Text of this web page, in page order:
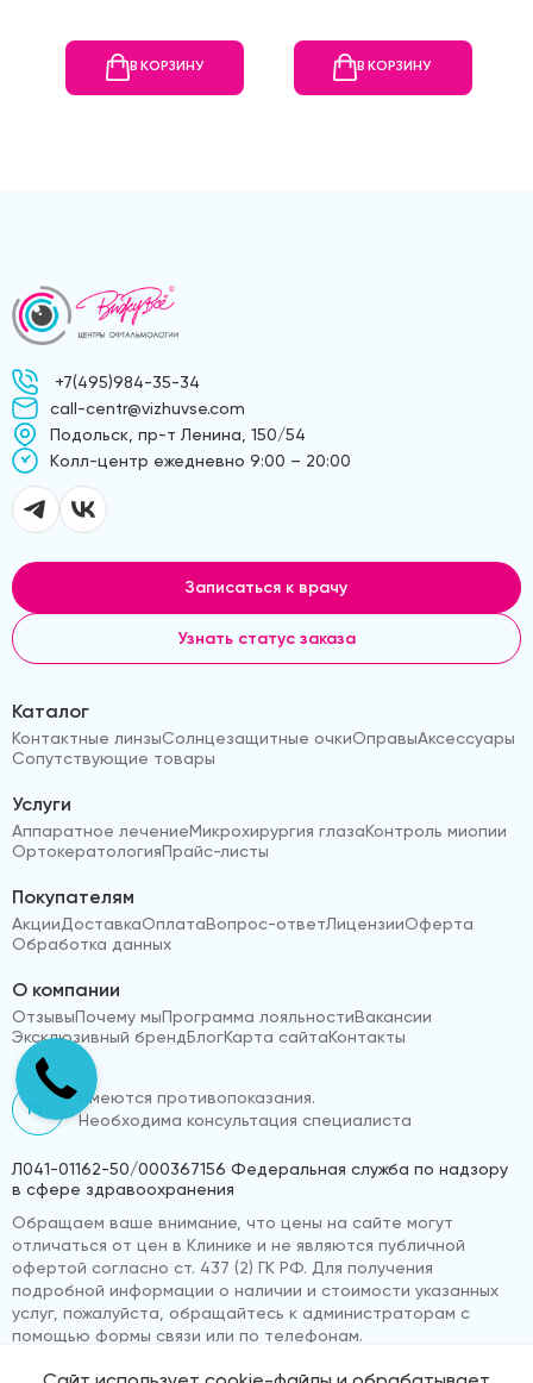
В КОРЗИНУ В КОРЗИНУ
+7(495)984-35-34
call-centr@vizhuvse.com
Подольск, пр-т Ленина, 150/54
Kолл-центр ежедневно 9:00 – 20:00
Записаться к врачу
Узнать статус заказа
Каталог
Контактные линзыСолнцезащитные очкиОправыАксессуары
Сопутствующие товары
Услуги
Аппаратное лечениеМикрохирургия глазаКонтроль миопии
ОртокератологияПрайс-листы
Покупателям
АкцииДоставкаОплатаВопрос-ответЛицензииОферта
Обработка данных
О компании
ОтзывыПочему мыПрограмма лояльностиВакансии
Эксклюзивный брендБлогКарта сайтаКонтакты
18+
Имеются противопоказания.
Необходима консультация специалиста
Л041-01162-50/000367156 Федеральная служба по надзору
в сфере здравоохранения
Обращаем ваше внимание, что цены на сайте могут
отличаться от цен в Клинике и не являются публичной
офертой согласно ст. 437 (2) ГК РФ. Для получения
подробной информации о наличии и стоимости указанных
услуг, пожалуйста, обращайтесь к администраторам с
помощью формы связи или по телефонам.